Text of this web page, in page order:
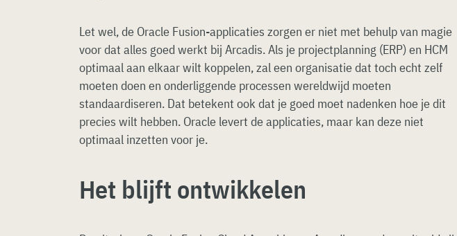
Let wel, de Oracle Fusion-applicaties zorgen er niet met behulp van magie
voor dat alles goed werkt bij Arcadis. Als je projectplanning (ERP) en HCM
optimaal aan elkaar wilt koppelen, zal een organisatie dat toch echt zelf
moeten doen en onderliggende processen wereldwijd moeten
standaardiseren. Dat betekent ook dat je goed moet nadenken hoe je dit
precies wilt hebben. Oracle levert de applicaties, maar kan deze niet
optimaal inzetten voor je.
Het blijft ontwikkelen